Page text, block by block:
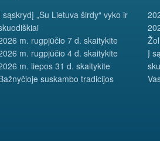
sąskrydį „Su Lietuva širdy“ vyko ir
m. rugpjūčio 7 d. skaitykite
m. rugpjūčio 4 d. skaitykite
m. liepos 31 d. skaitykite
suskambo tradicijos
Į